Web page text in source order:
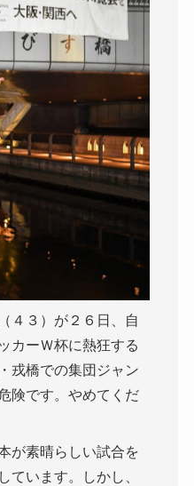
４３）が２６日、自
カーＷ杯に熱狂する
戎橋での集団ジャン
険です。やめてくだ
が素晴らしい試合を
ています。しかし、